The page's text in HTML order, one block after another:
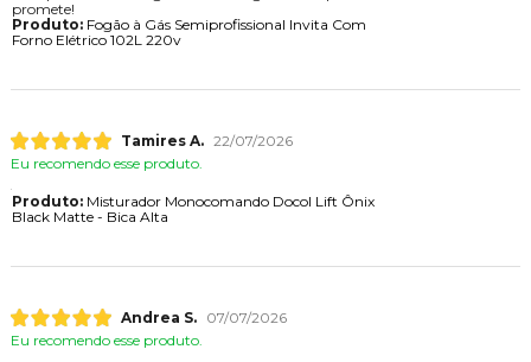
promete!
Produto:Fogão à Gás Semiprofissional Invita Com
Forno Elétrico 102L 220v
Tamires A. 22/07/2026
Eu recomendo esse produto.
Produto:Misturador Monocomando Docol Lift Ônix
Black Matte - Bica Alta
Andrea S.
07/07/2026
Eu recomendo esse produto.